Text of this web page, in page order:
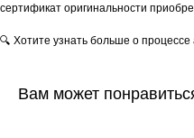
сертификат оригинальности
🔍 Хотите узнать больше о
Вам может